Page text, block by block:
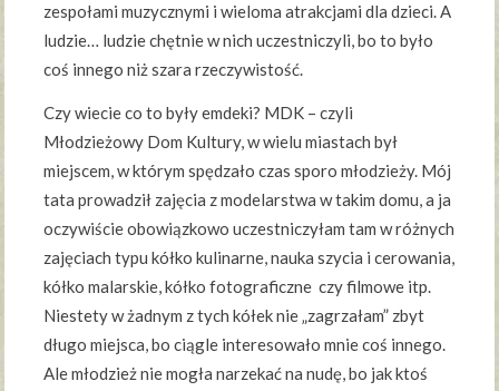
zespołami muzycznymi i wieloma atrakcjami dla dzieci. A
ludzie… ludzie chętnie w nich uczestniczyli, bo to było
coś innego niż szara rzeczywistość.
Czy wiecie co to były emdeki? MDK – czyli
Młodzieżowy Dom Kultury, w wielu miastach był
miejscem, w którym spędzało czas sporo młodzieży. Mój
tata prowadził zajęcia z modelarstwa w takim domu, a ja
oczywiście obowiązkowo uczestniczyłam tam w różnych
zajęciach typu kółko kulinarne, nauka szycia i cerowania,
kółko malarskie, kółko fotograficzne czy filmowe itp.
Niestety w żadnym z tych kółek nie „zagrzałam” zbyt
długo miejsca, bo ciągle interesowało mnie coś innego.
Ale młodzież nie mogła narzekać na nudę, bo jak ktoś